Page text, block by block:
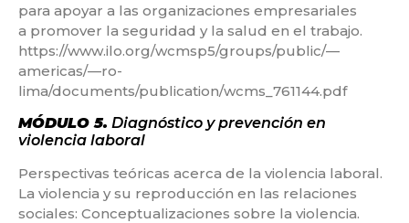
para apoyar a las organizaciones empresariales
a promover la seguridad y la salud en el trabajo.
https://www.ilo.org/wcmsp5/groups/public/—
americas/—ro-
lima/documents/publication/wcms_761144.pdf
MÓDULO 5. Diagnóstico y prevención en
violencia laboral
Perspectivas teóricas acerca de la violencia laboral.
La violencia y su reproducción en las relaciones
sociales: Conceptualizaciones sobre la violencia.